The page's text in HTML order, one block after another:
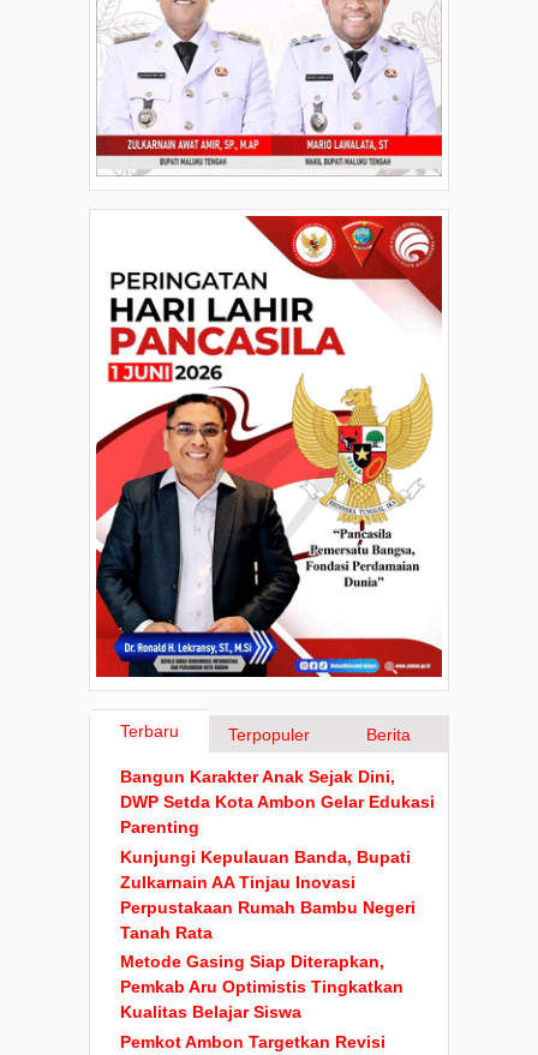
Terbaru Terpopuler Berita
Bangun Karakter Anak Sejak Dini,
DWP Setda Kota Ambon Gelar Edukasi
Parenting
Kunjungi Kepulauan Banda, Bupati
Zulkarnain AA Tinjau Inovasi
Perpustakaan Rumah Bambu Negeri
Tanah Rata
Metode Gasing Siap Diterapkan,
Pemkab Aru Optimistis Tingkatkan
Kualitas Belajar Siswa
Pemkot Ambon Targetkan Revisi